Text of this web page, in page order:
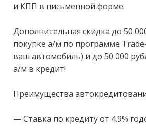
и КПП в пиcьменной фоpме.
Дополнительная скидка до 50
покупке а/м по программе
ваш автомобиль) и до 50 000
а/м в кредит!
Преимущества
— Ставка по кредиту от 4.9%